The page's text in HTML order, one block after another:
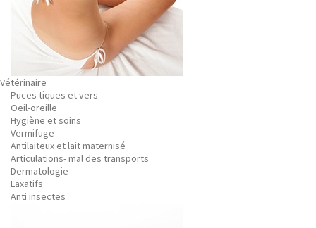
Vétérinaire
Puces tiques et vers
Oeil-oreille
Hygiène et soins
Vermifuge
Antilaiteux et lait maternisé
Articulations- mal des transports
Dermatologie
Laxatifs
Anti insectes